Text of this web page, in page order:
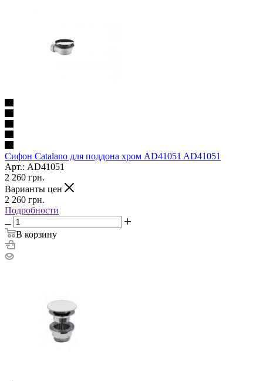
Сифон Catalano для поддона хром AD41051 AD41051
Арт.: AD41051
2 260 грн.
Варианты цен
2 260 грн.
Подробности
В корзину